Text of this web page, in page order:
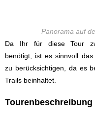
Panorama auf
Da Ihr für diese Tour
benötigt, ist es sinnvoll das
zu berücksichtigen, da es
Trails beinhaltet.
Tourenbeschreibung